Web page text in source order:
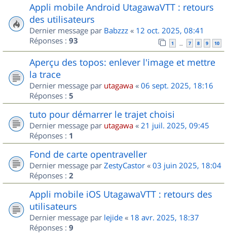
Appli mobile Android UtagawaVTT : retours
des utilisateurs
Dernier message par Babzzz « 12 oct. 2025, 08:41
Réponses : 93 1 … 7 8 9 10
Aperçu des topos: enlever l'image et mettre
la trace
Dernier message par utagawa « 06 sept. 2025, 18:16
Réponses : 5
tuto pour démarrer le trajet choisi
Dernier message par utagawa « 21 juil. 2025, 09:45
Réponses : 1
Fond de carte opentraveller
Dernier message par ZestyCastor « 03 juin 2025, 18:04
Réponses : 2
Appli mobile iOS UtagawaVTT : retours des
utilisateurs
Dernier message par lejide « 18 avr. 2025, 18:37
Réponses : 9